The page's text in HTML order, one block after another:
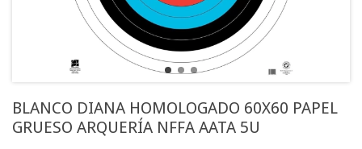
BLANCO DIANA HOMOLOGADO 60X60 PAPEL
GRUESO ARQUERÍA NFFA AATA 5U